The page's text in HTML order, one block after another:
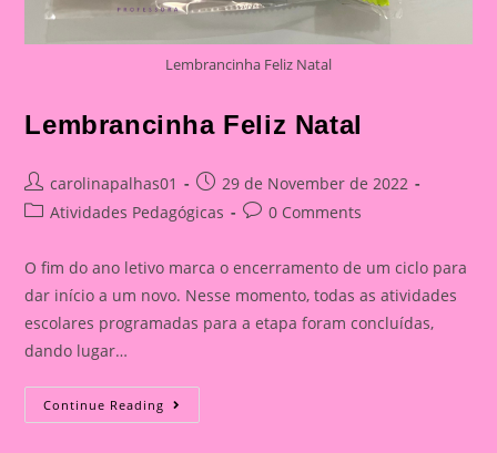
Lembrancinha Feliz Natal
Lembrancinha Feliz Natal
Post
author:
carolinapalhas01
Post
published:
29 de November de 2022
PostAtividades Pedagógicas
Post0 Comments
O fim do ano letivo marca o encerramento de um ciclo para
dar início a um novo. Nesse momento, todas as atividades
escolares programadas para a etapa foram concluídas,
dando lugar…
Continue Reading Lembrancinha
Feliz